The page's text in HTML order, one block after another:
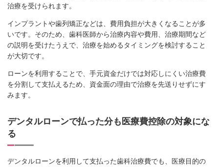
治療を受けられます。
インプラントや歯列矯正などは、費用負担が大きくなることが多
いです。そのため、歯科医師から治療内容や費用、治療期間など
の説明を受けたうえで、治療を始めるタイミングを検討すること
が大切です。
ローンを利用することで、手元資金だけでは対応しにくい治療費
を分割して支払えるため、資金面の理由で治療を先送りせずにす
みます。
デンタルローンで払った分も医療費控除の対象にな
る
デンタルローンを利用して支払った歯科治療費でも、医療目的の